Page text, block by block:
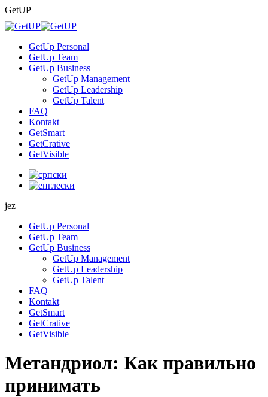
Skip
to
content
GetUP
GetUp Personal
GetUp Team
GetUp Business
GetUp Management
GetUp Leadership
GetUp Talent
FAQ
Kontakt
GetSmart
GetCrative
GetVisible
jez
GetUp Personal
GetUp Team
GetUp Business
GetUp Management
GetUp Leadership
GetUp Talent
FAQ
Kontakt
GetSmart
GetCrative
GetVisible
Метандриол: Как правильно
принимать